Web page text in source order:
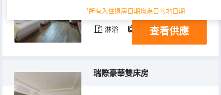
*所有入住退房日期均為目的地日期
35㎡ 9-10層 空調
淋浴 電視機
查看供應
瑞際豪華雙床房